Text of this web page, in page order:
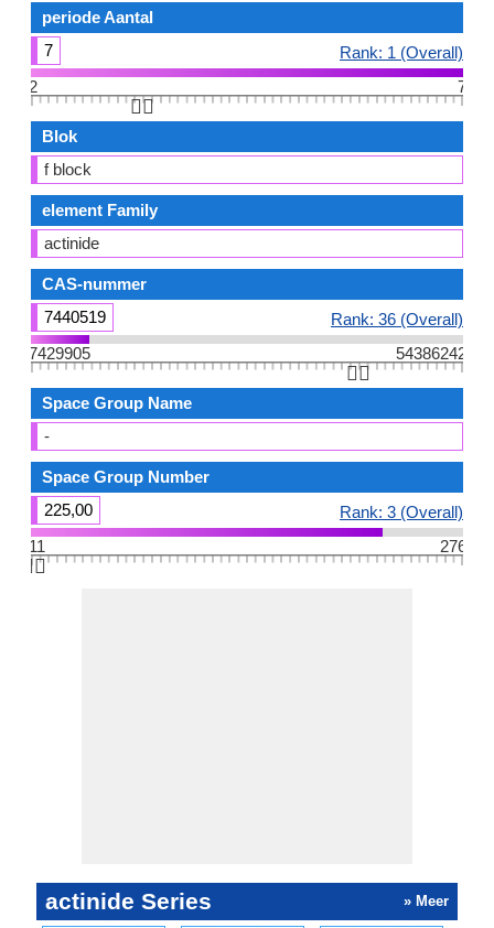
periode Aantal
7
Rank: 1 (Overall)
2
7
👆🏻
Blok
f block
element Family
actinide
CAS-nummer
7440519
Rank: 36 (Overall)
7429905
54386242
👆🏻
Space Group Name
-
Space Group Number
225,00
Rank: 3 (Overall)
11
276
👆🏻
actinide Series » Meer